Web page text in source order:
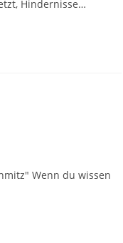
Hindernisse…
Wenn du wissen